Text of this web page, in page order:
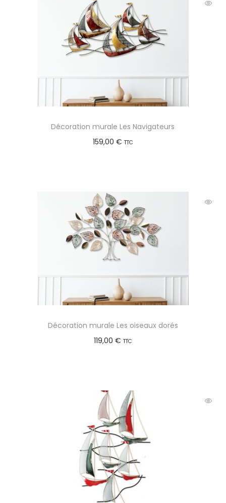
Décoration murale Les Navigateurs
159,00 € TTC
Décoration murale Les oiseaux dorés
119,00 € TTC